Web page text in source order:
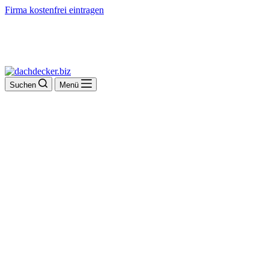
Firma kostenfrei eintragen
Suchen Menü